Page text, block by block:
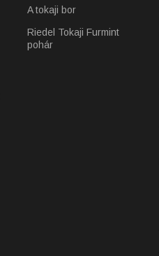
A tokaji bor
Riedel Tokaji Furmint
pohár